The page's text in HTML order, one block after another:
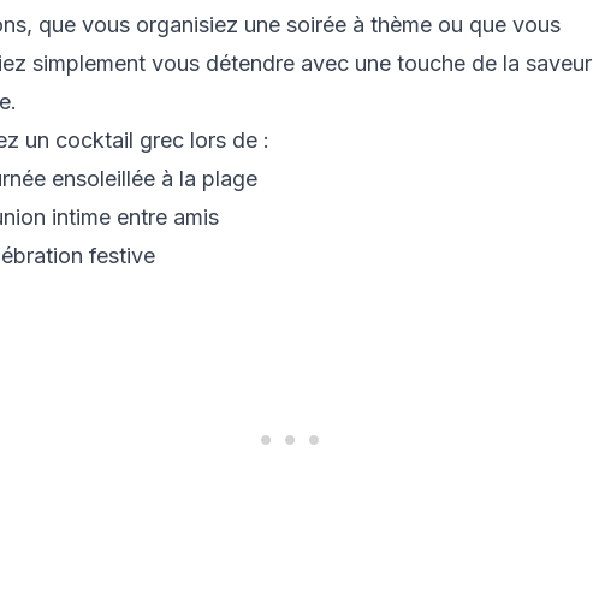
que vous organisiez une soirée à thème ou que vous
simplement vous détendre avec une touche de la saveur
un cocktail grec lors de :
ensoleillée à la plage
intime entre amis
festive